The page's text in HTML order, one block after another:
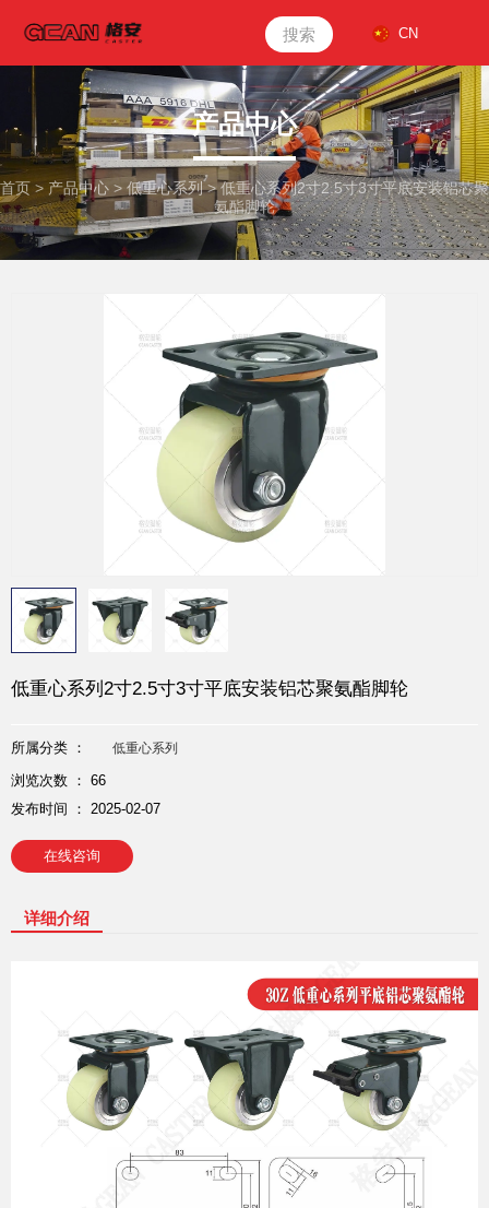
搜索 CN
产品中心
首页 > 产品中心 > 低重心系列 >低重心系列2寸2.5寸3寸平底安装铝芯聚
氨酯脚轮
低重心系列2寸2.5寸3寸平底安装铝芯聚氨酯脚轮
所属分类 ： 低重心系列
浏览次数 ： 66
发布时间 ： 2025-02-07
在线咨询
详细介绍